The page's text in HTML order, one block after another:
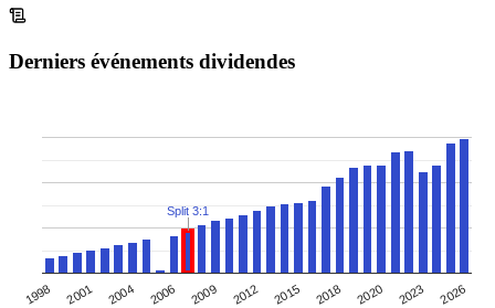
Derniers événements dividendes
1998 2001 2004 2006 2009 2012 2015 2018 2020 2023 2026
Split 3:1